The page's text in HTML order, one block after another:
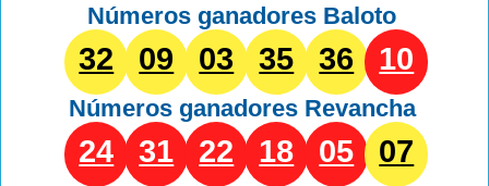
Números ganadores Baloto
32 09 03 35 36 10
Números ganadores Revancha
24 31 22 18 05 07